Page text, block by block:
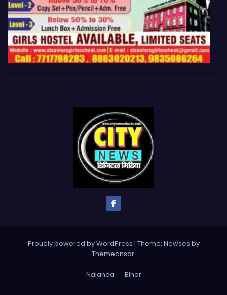
Proudly powered by WordPress | Theme: Newses by
Themeansar.
Nalanda Bihar